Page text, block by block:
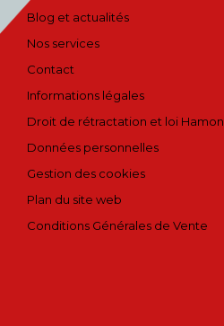
Blog et actualités
Nos services
Contact
Informations légales
Droit de rétractation et loi Hamon
Données personnelles
Gestion des cookies
Plan du site web
Conditions Générales de Vente